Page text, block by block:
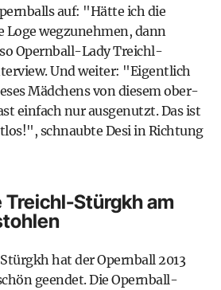
auf: "Hätte ich die
wegzunehmen, dann
Opernball-Lady Treichl-
Und weiter: "Eigentlich
Mädchens von diesem ober-
einfach nur ausgenutzt. Das ist
schnaubte Desi in Richtung
Treichl-Stürgkh am
hat der Opernball 2013
geendet. Die Opernball-